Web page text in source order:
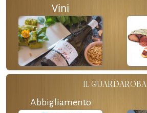
Vini
IL GUARDAROBA
Abbigliamento